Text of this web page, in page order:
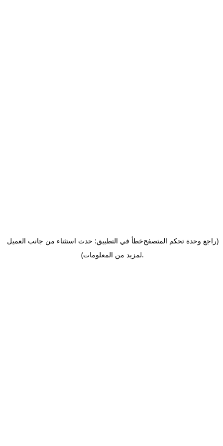
خطأ في التطبيق: حدث استثناء من جانب العميل(راجع وحدة تحكم المتصفح
لمزيد من المعلومات).